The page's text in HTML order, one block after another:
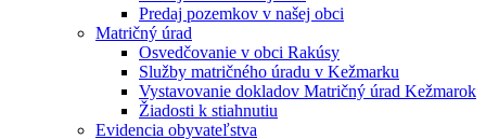
Predaj pozemkov v našej obci
Matričný úrad
Osvedčovanie v obci Rakúsy
Služby matričného úradu v Kežmarku
Vystavovanie dokladov Matričný úrad Kežmarok
Žiadosti k stiahnutiu
Evidencia obyvateľstva